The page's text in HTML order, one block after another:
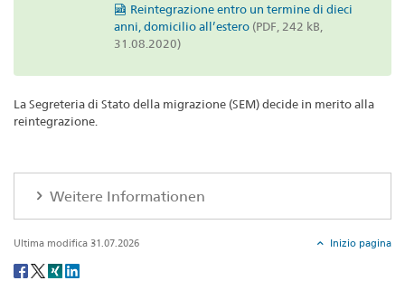
Reintegrazione entro un termine di dieci
anni, domicilio all’estero (PDF, 242 kB,
31.08.2020)
La Segreteria di Stato della migrazione (SEM) decide in merito alla
reintegrazione.
Weitere Informationen
Ultima modifica 31.07.2026 Inizio pagina
Social